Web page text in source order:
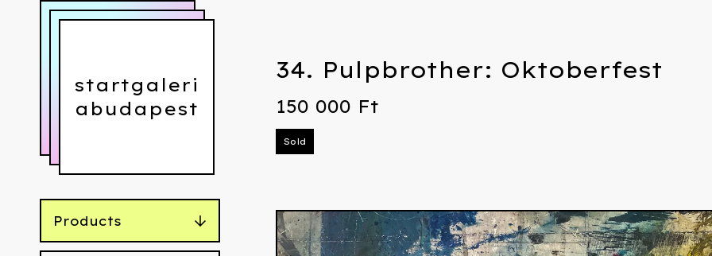
startgaleri
abudapest
Products
34. Pulpbrother: Oktoberfest
150 000 Ft
Sold